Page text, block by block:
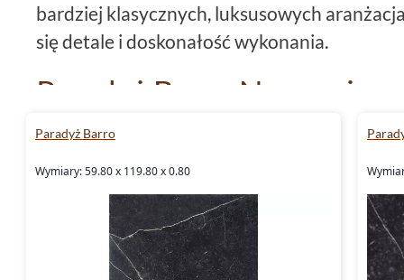
bardziej klasycznych, luksusowych
się detale i doskonałość wykonania.
Paradyż Barro Nero -
bezkompromisowy
Paradyż BarroNero to esencja
zachwyca głębią koloru i subtelną
eleganckimi, ciemnymi odmianami
symbolem luksusu i klasy. Ich wykończenie
Paradyż Barro
Wymiary: 59.80 x 119.80 x 0.80